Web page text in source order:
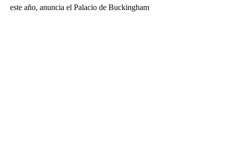
este año, anuncia el Palacio de Buckingham